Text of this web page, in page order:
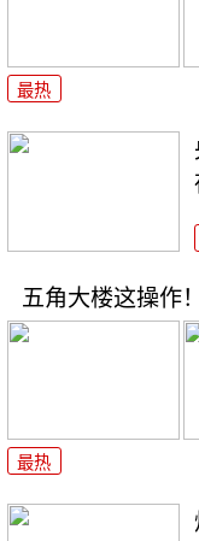
最热
五角大楼这操作
最热